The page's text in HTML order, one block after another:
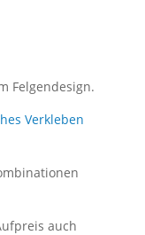
Felgendesign.
Verkleben
auch